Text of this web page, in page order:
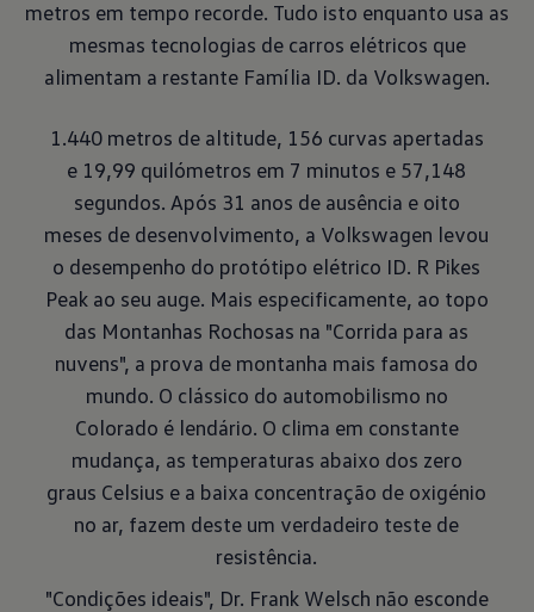
metros em tempo recorde. Tudo isto enquanto usa as
mesmas tecnologias de carros elétricos que
alimentam a restante Família ID. da Volkswagen.
1.440 metros de altitude, 156 curvas apertadas
e 19,99 quilómetros em 7 minutos e 57,148
segundos. Após 31 anos de ausência e oito
meses de desenvolvimento, a Volkswagen levou
o desempenho do protótipo elétrico ID. R Pikes
Peak ao seu auge. Mais especificamente, ao topo
das Montanhas Rochosas na "Corrida para as
nuvens", a prova de montanha mais famosa do
mundo. O clássico do automobilismo no
Colorado é lendário. O clima em constante
mudança, as temperaturas abaixo dos zero
graus Celsius e a baixa concentração de oxigénio
no ar, fazem deste um verdadeiro teste de
resistência.
"Condições ideais", Dr. Frank Welsch não esconde